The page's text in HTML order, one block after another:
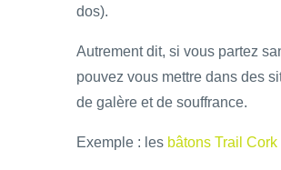
dos).
Autrement dit, si vous partez
pouvez vous mettre dans des
de galère et de souffrance.
Exemple : les bâtons Trail Cork